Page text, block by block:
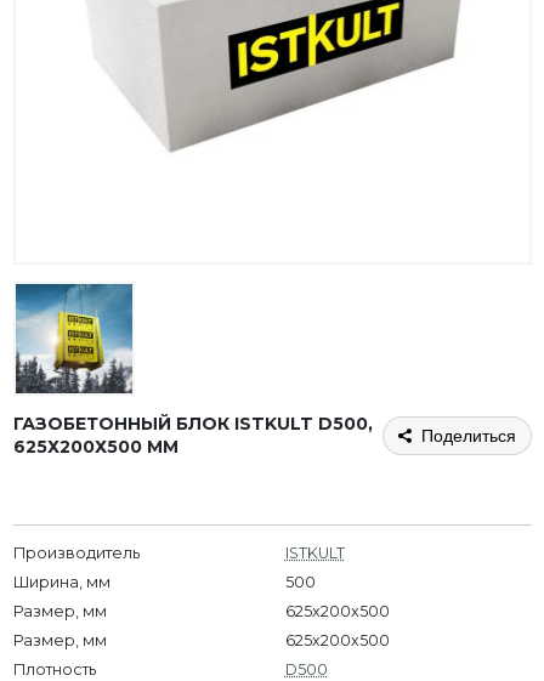
ГАЗОБЕТОННЫЙ БЛОК ISTKULT D500,
625Х200Х500 ММ
Поделиться
Производитель
ISTKULT
Ширина, мм
500
Размер, мм
625x200x500
Размер, мм
625х200х500
Плотность
D500